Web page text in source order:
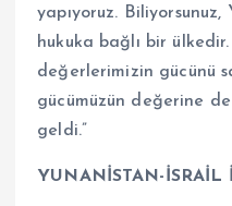
yapıyoruz. Biliyorsunuz,
hukuka bağlı bir
değerlerimizin gücünü
gücümüzün değerine
geldi.”
YUNANİSTAN-İSRAİL